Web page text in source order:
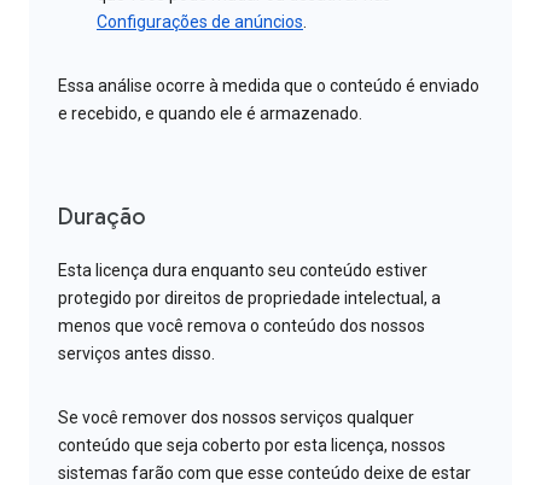
Configurações de anúncios.
Essa análise ocorre à medida que o conteúdo é enviado
e recebido, e quando ele é armazenado.
Duração
Esta licença dura enquanto seu conteúdo estiver
protegido por direitos de propriedade intelectual, a
menos que você remova o conteúdo dos nossos
serviços antes disso.
Se você remover dos nossos serviços qualquer
conteúdo que seja coberto por esta licença, nossos
sistemas farão com que esse conteúdo deixe de estar